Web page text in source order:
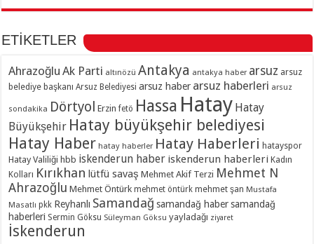
ETİKETLER
Ahrazoğlu Ak Parti altınözü Antakya antakya haber arsuz arsuz
belediye başkanı Arsuz Belediyesi arsuz haber arsuz haberleri arsuz
sondakika Dörtyol Erzin fetö Hassa Hatay Hatay
Büyükşehir Hatay büyükşehir belediyesi
Hatay Haber hatay haberler Hatay Haberleri hatayspor
Hatay Valiliği hbb iskenderun haber iskenderun haberleri Kadın
Kolları Kırıkhan lütfü savaş Mehmet Akif Terzi Mehmet N
Ahrazoğlu Mehmet Öntürk mehmet öntürk mehmet şan Mustafa
Masatlı pkk Reyhanlı Samandağ samandağ haber samandağ
haberleri Sermin Göksu Süleyman Göksu yayladağı ziyaret
İskenderun